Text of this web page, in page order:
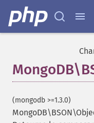
(mongodb >=1.3.0)